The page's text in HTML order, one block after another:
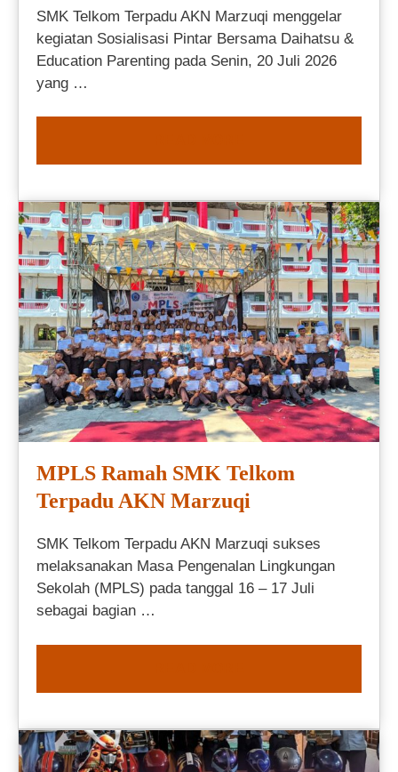
SMK Telkom Terpadu AKN Marzuqi menggelar
kegiatan Sosialisasi Pintar Bersama Daihatsu &
Education Parenting pada Senin, 20 Juli 2026
yang …
MPLS Ramah SMK Telkom
Terpadu AKN Marzuqi
SMK Telkom Terpadu AKN Marzuqi sukses
melaksanakan Masa Pengenalan Lingkungan
Sekolah (MPLS) pada tanggal 16 – 17 Juli
sebagai bagian …